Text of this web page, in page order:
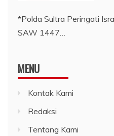
*Polda Sultra Peringati
SAW 1447…
MENU
Kontak Kami
Redaksi
Tentang Kami